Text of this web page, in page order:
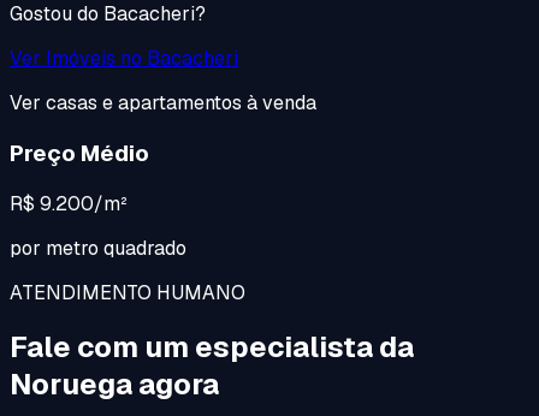
Gostou do Bacacheri?
Ver Imóveis no Bacacheri
Ver casas e apartamentos à venda
Preço Médio
R$ 9.200/m²
por metro quadrado
ATENDIMENTO HUMANO
Fale com um especialista da
Noruega agora